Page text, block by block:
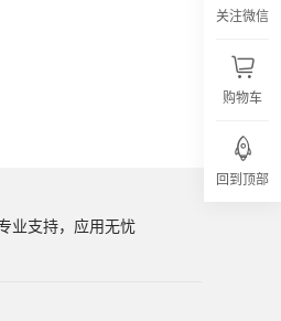
剂，服务科研院所与生物医药企业。
业支持，应用无忧
关注微信
购物车
回到顶部